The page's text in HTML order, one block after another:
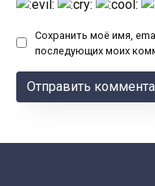
Сохранить моё имя,
последующих моих